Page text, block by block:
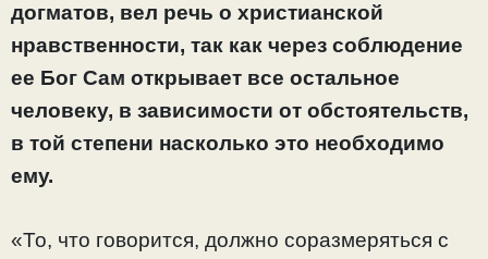
догматов, вел речь о христианской
нравственности, так как через соблюдение
ее Бог Сам открывает все остальное
человеку, в зависимости от обстоятельств,
в той степени насколько это необходимо
ему.
«То, что говорится, должно соразмеряться с